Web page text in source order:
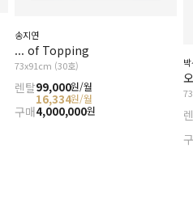
송지연
... of Topping
73x91cm (30호)
렌탈99,000원/월
16,334원/월
구매4,000,000원